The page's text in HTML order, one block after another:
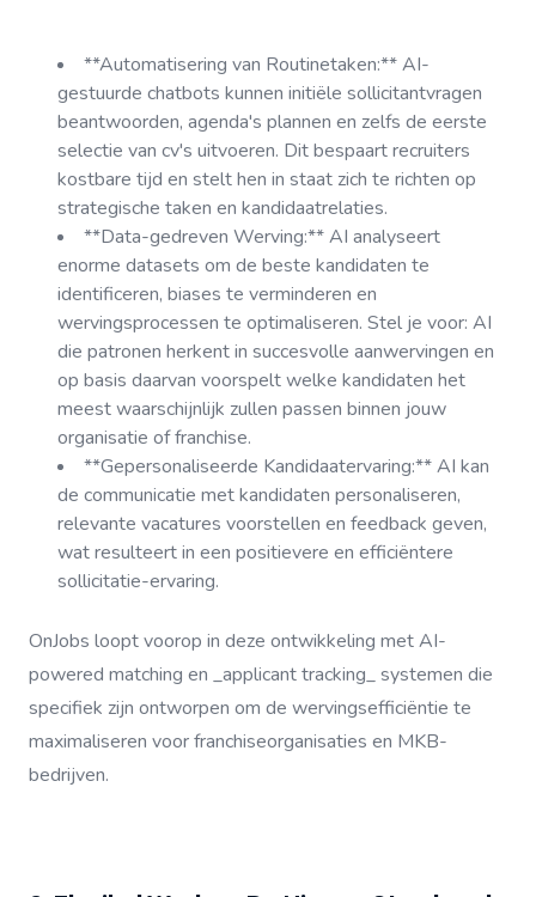
**Automatisering van Routinetaken:** AI-
gestuurde chatbots kunnen initiële sollicitantvragen
beantwoorden, agenda's plannen en zelfs de eerste
selectie van cv's uitvoeren. Dit bespaart recruiters
kostbare tijd en stelt hen in staat zich te richten op
strategische taken en kandidaatrelaties.
**Data-gedreven Werving:** AI analyseert
enorme datasets om de beste kandidaten te
identificeren, biases te verminderen en
wervingsprocessen te optimaliseren. Stel je voor: AI
die patronen herkent in succesvolle aanwervingen en
op basis daarvan voorspelt welke kandidaten het
meest waarschijnlijk zullen passen binnen jouw
organisatie of franchise.
**Gepersonaliseerde Kandidaatervaring:** AI kan
de communicatie met kandidaten personaliseren,
relevante vacatures voorstellen en feedback geven,
wat resulteert in een positievere en efficiëntere
sollicitatie-ervaring.
OnJobs loopt voorop in deze ontwikkeling met AI-
powered matching en _applicant tracking_ systemen die
specifiek zijn ontworpen om de wervingsefficiëntie te
maximaliseren voor franchiseorganisaties en MKB-
bedrijven.